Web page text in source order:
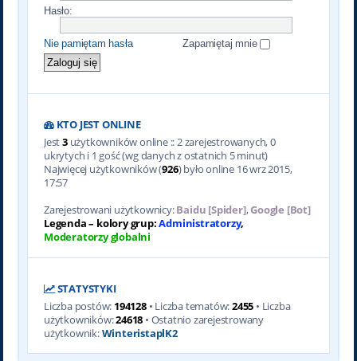
Hasło:
Nie pamiętam hasła Zapamiętaj mnie
KTO JEST ONLINE
Jest3użytkowników online :: 2 zarejestrowanych, 0
ukrytych i 1 gość (wg danych z ostatnich 5 minut)
Najwięcej użytkowników (926) było online 16 wrz 2015,
17:57
Zarejestrowani użytkownicy:Baidu [Spider],Google [Bot]
Legenda – kolory grup:Administratorzy,
Moderatorzy globalni
STATYSTYKI
Liczba postów: 194128• Liczba tematów:2455 • Liczba
użytkowników:24618 • Ostatnio zarejestrowany
użytkownik:WinteristaplK2